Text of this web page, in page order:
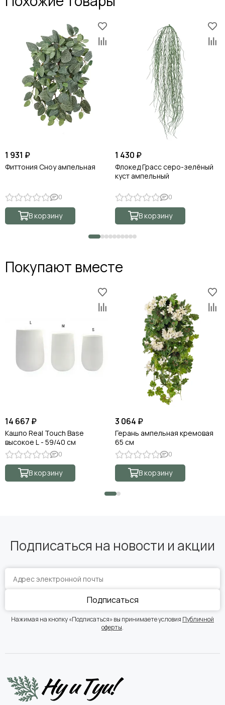
1 931 ₽
Фиттония Сноу ампельная
0
В корзину
1 430 ₽
Флокед Грасс серо-зелёный
куст ампельный
0
В корзину
Покупают вместе
14 667 ₽
Кашпо Real Touch Base
высокое L - 59/40 см
0
В корзину
3 064 ₽
Герань ампельная кремовая
65 см
0
В корзину
Подписаться на новости и акции
Подписаться
Нажимая на кнопку «Подписаться» вы принимаете условия Публичной
оферты.